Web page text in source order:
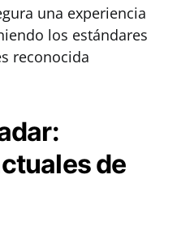
una experiencia
los estándares
reconocida
de